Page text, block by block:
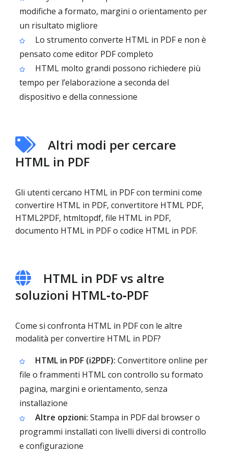
modifiche a formato, margini o orientamento per
un risultato migliore
Lo strumento converte HTML in PDF e non è
pensato come editor PDF completo
HTML molto grandi possono richiedere più
tempo per l’elaborazione a seconda del
dispositivo e della connessione
Altri modi per cercare
HTML in PDF
Gli utenti cercano HTML in PDF con termini come
convertire HTML in PDF, convertitore HTML PDF,
HTML2PDF, htmltopdf, file HTML in PDF,
documento HTML in PDF o codice HTML in PDF.
HTML in PDF vs altre
soluzioni HTML‑to‑PDF
Come si confronta HTML in PDF con le altre
modalità per convertire HTML in PDF?
HTML in PDF (i2PDF): Convertitore online per
file o frammenti HTML con controllo su formato
pagina, margini e orientamento, senza
installazione
Altre opzioni: Stampa in PDF dal browser o
programmi installati con livelli diversi di controllo
e configurazione